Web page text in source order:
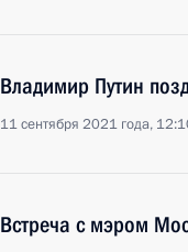
Владимир Путин
11 сентября 2021 года,
Встреча с мэром